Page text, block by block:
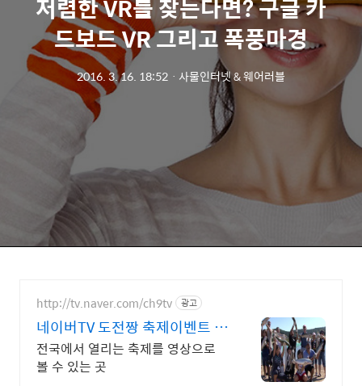
저렴한 VR를 찾는다면? 구글 카
드보드 VR 그리고 폭풍마경
2016. 3. 16. 18:52 ㆍ 사물인터넷 & 웨어러블
http://tv.naver.com/ch9tv 광고
네이버TV 도전짱 축제이벤트 생
생한 현장속으로 고고씽
전국에서 열리는 축제를 영상으로
볼 수 있는 곳